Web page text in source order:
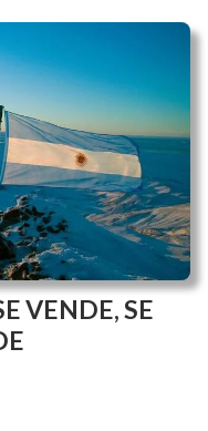
VENDE, SE